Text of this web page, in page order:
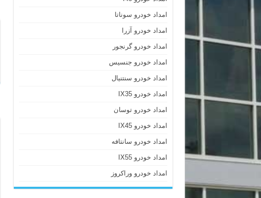
امداد خودرو سوناتا
امداد خودرو آزرا
امداد خودرو گرنجور
امداد خودرو جنسیس
امداد خودرو سنتنیال
امداد خودرو IX35
امداد خودرو توسان
امداد خودرو IX45
امداد خودرو سانتافه
امداد خودرو IX55
امداد خودرو وراکروز